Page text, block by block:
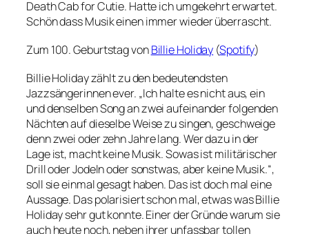
Death Cab for Cutie. Hatte ich umgekehrt erwartet.
Schön dass Musik einen immer wieder überrascht.
Zum 100. Geburtstag vonBillie Holiday (Spotify)
Billie Holiday zählt zu den bedeutendsten
Jazzsängerinnen ever. „Ich halte es nicht aus, ein
und denselben Song an zwei aufeinander folgenden
Nächten auf dieselbe Weise zu singen, geschweige
denn zwei oder zehn Jahre lang. Wer dazu in der
Lage ist, macht keine Musik. Sowas ist militärischer
Drill oder Jodeln oder sonstwas, aber keine Musik.“,
soll sie einmal gesagt haben. Das ist doch mal eine
Aussage. Das polarisiert schon mal, etwas was Billie
Holiday sehr gut konnte. Einer der Gründe warum sie
auch heute noch, neben ihrer unfassbar tollen